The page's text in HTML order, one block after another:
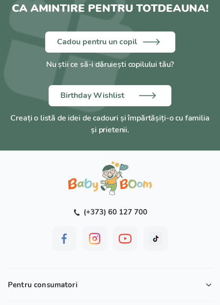
CA AMINTIRE PENTRU TOTDEAUNA!
Cadou pentru un copil
Nu știi ce să-i dăruiești copilului tău?
Birthday Wishlist
Creați o listă de idei de cadouri și împărtășiți-o cu familia
și prietenii.
(+373) 60 127 700
Pentru consumatori